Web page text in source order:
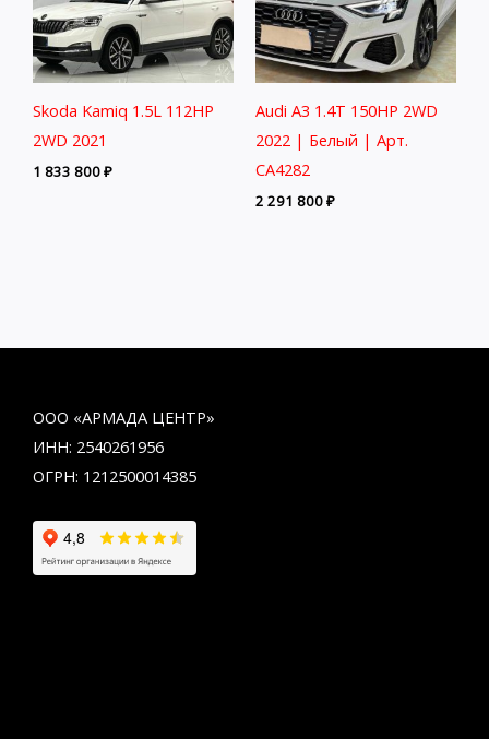
Skoda Kamiq 1.5L 112HP
2WD 2021
1 833 800₽
Audi A3 1.4T 150HP 2WD
2022 | Белый | Арт.
CA4282
2 291 800₽
ООО «АРМАДА ЦЕНТР»
ИНН: 2540261956
ОГРН: 1212500014385